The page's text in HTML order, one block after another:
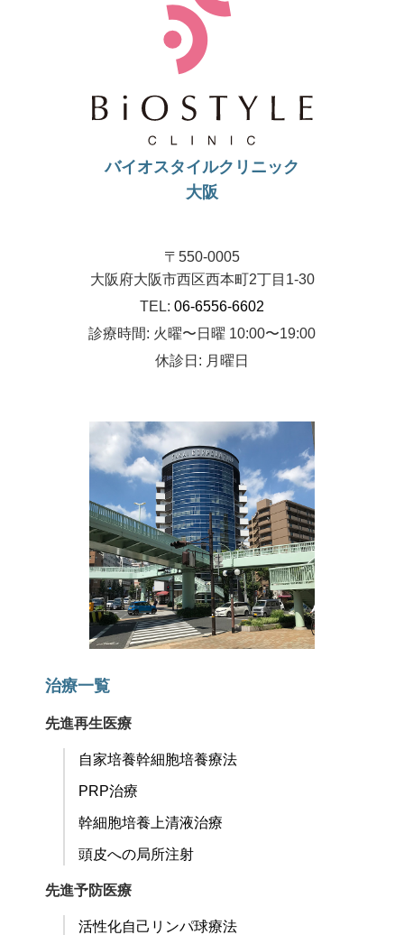
バイオスタイルクリニック
大阪
〒550-0005
大阪府大阪市西区西本町2丁目1-30
TEL: 06-6556-6602
診療時間: 火曜〜日曜 10:00〜19:00
休診日: 月曜日
治療一覧
先進再生医療
自家培養幹細胞培養療法
PRP治療
幹細胞培養上清液治療
頭皮への局所注射
先進予防医療
活性化自己リンパ球療法